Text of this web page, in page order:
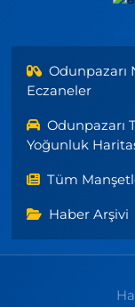
Odunpazarı
Eczaneler
Odunpazarı
Yoğunluk
Tüm
Haber Arşivi